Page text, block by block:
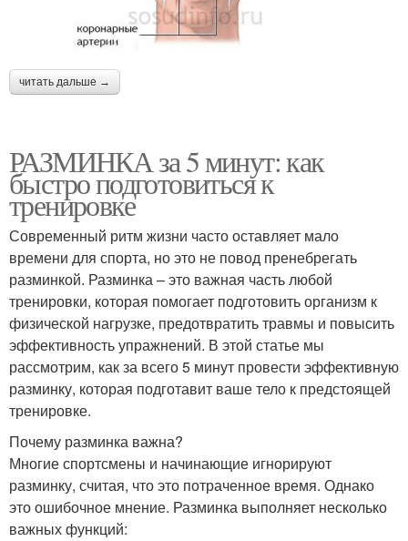
читать дальше →
РАЗМИНКА за 5 минут: как
быстро подготовиться к
тренировке
Современный ритм жизни часто оставляет мало
времени для спорта, но это не повод пренебрегать
разминкой. Разминка – это важная часть любой
тренировки, которая помогает подготовить организм к
физической нагрузке, предотвратить травмы и повысить
эффективность упражнений. В этой статье мы
рассмотрим, как за всего 5 минут провести эффективную
разминку, которая подготавит ваше тело к предстоящей
тренировке.
Почему разминка важна?
Многие спортсмены и начинающие игнорируют
разминку, считая, что это потраченное время. Однако
это ошибочное мнение. Разминка выполняет несколько
важных функций: